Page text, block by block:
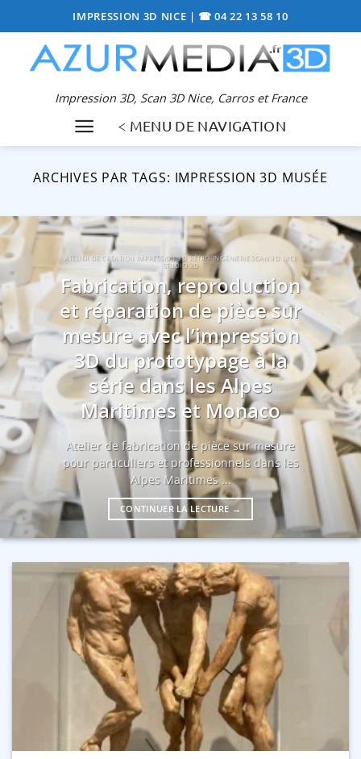
au
contenu
IMPRESSION 3D NICE | ☎ 04 22 13 58 10
Impression 3D, Scan 3D Nice, Carros et France
< MENU DE NAVIGATION
ARCHIVES PAR TAGS: IMPRESSION 3D MUSÉE
ATELIER DE CRÉATION IMPRESSION 3D RÉTRO-INGÉNIERIE SCAN 3D NICE
STUDIO 3D
Fabrication, reproduction
et réparation de pièce sur
mesure avec l’impression
3D du prototypage à la
série dans les Alpes
Maritimes et Monaco
Atelier de fabrication de pièce sur mesure
pour particuliers et professionnels dans les
Alpes Maritimes ...
CONTINUER LA LECTURE →